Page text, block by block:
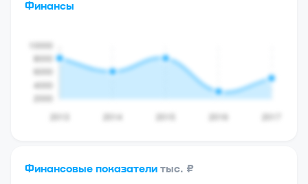
Финансы
Финансовые показатели тыс. ₽